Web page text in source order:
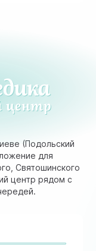
(Подольский
для
Святошинского
центр рядом с